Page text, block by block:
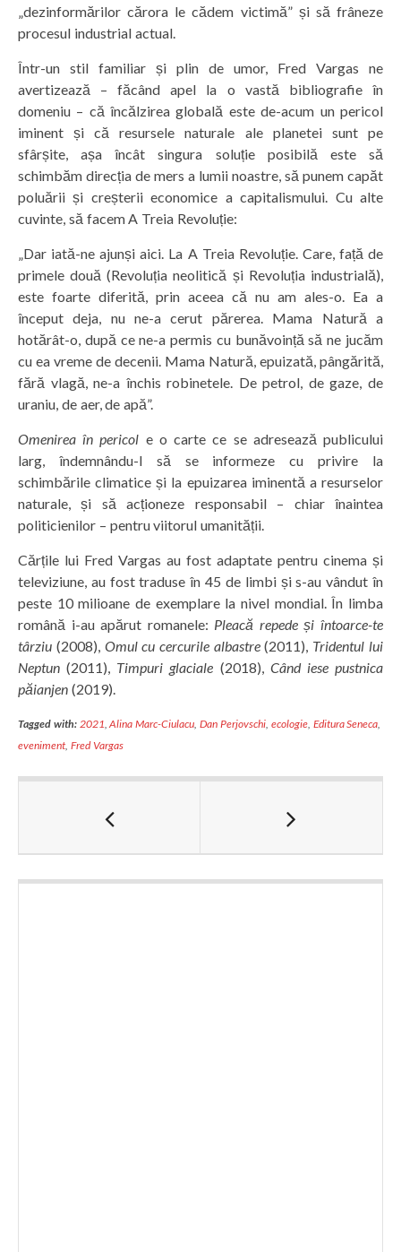
„dezinformărilor cărora le cădem victimă” și să frâneze
procesul industrial actual.
Într-un stil familiar și plin de umor, Fred Vargas ne
avertizează – făcând apel la o vastă bibliografie în
domeniu – că încălzirea globală este de-acum un pericol
iminent și că resursele naturale ale planetei sunt pe
sfârșite, așa încât singura soluție posibilă este să
schimbăm direcția de mers a lumii noastre, să punem capăt
poluării și creșterii economice a capitalismului. Cu alte
cuvinte, să facem A Treia Revoluție:
„Dar iată-ne ajunși aici. La A Treia Revoluție. Care, față de
primele două (Revoluția neolitică și Revoluția industrială),
este foarte diferită, prin aceea că nu am ales-o. Ea a
început deja, nu ne-a cerut părerea. Mama Natură a
hotărât-o, după ce ne-a permis cu bunăvoință să ne jucăm
cu ea vreme de decenii. Mama Natură, epuizată, pângărită,
fără vlagă, ne-a închis robinetele. De petrol, de gaze, de
uraniu, de aer, de apă”.
Omenirea în pericol e o carte ce se adresează publicului
larg, îndemnându-l să se informeze cu privire la
schimbările climatice și la epuizarea iminentă a resurselor
naturale, și să acționeze responsabil – chiar înaintea
politicienilor – pentru viitorul umanității.
Cărțile lui Fred Vargas au fost adaptate pentru cinema și
televiziune, au fost traduse în 45 de limbi și s-au vândut în
peste 10 milioane de exemplare la nivel mondial. În limba
română i-au apărut romanele: Pleacă repede și întoarce-te
târziu (2008), Omul cu cercurile albastre(2011), Tridentul lui
Neptun (2011), Timpuri glaciale (2018), Când iese pustnica
păianjen (2019).
Tagged with: 2021,Alina Marc-Ciulacu,Dan Perjovschi, ecologie, Editura Seneca,
eveniment, Fred Vargas